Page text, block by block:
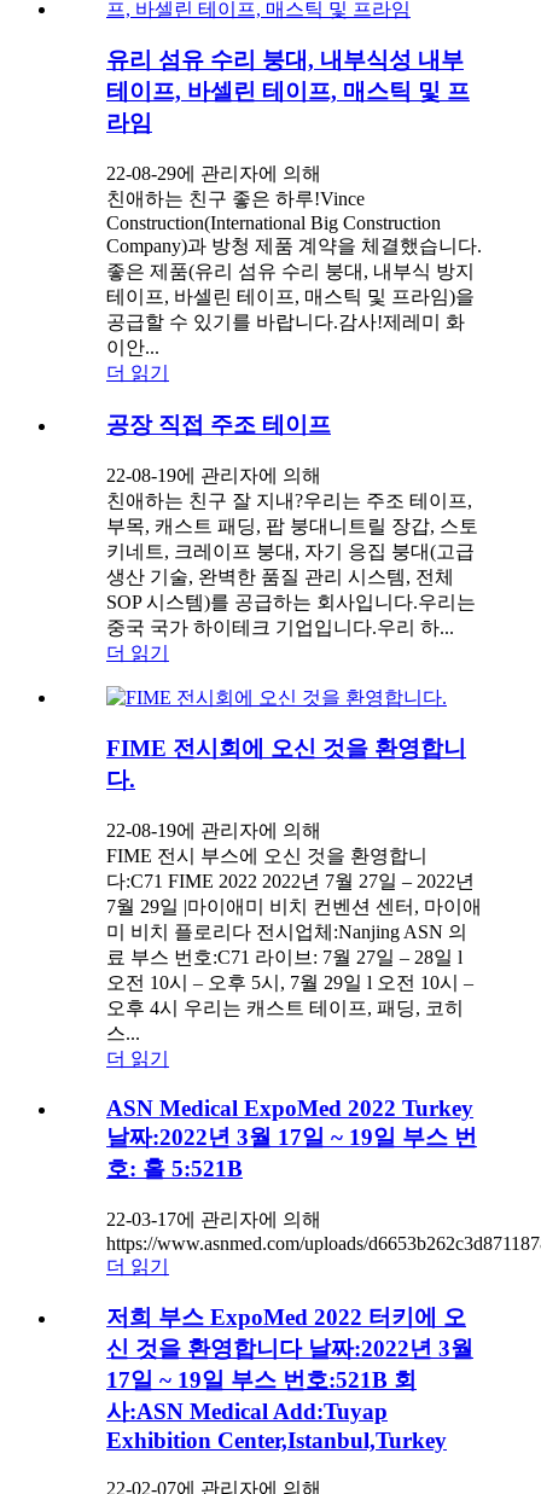
유리 섬유 수리 붕대, 내부식성 내부
테이프, 바셀린 테이프, 매스틱 및 프
라임
22-08-29에 관리자에 의해
친애하는 친구 좋은 하루!Vince
Construction(International Big Construction
Company)과 방청 제품 계약을 체결했습니다.
좋은 제품(유리 섬유 수리 붕대, 내부식 방지
테이프, 바셀린 테이프, 매스틱 및 프라임)을
공급할 수 있기를 바랍니다.감사!제레미 화
이안...
더 읽기
공장 직접 주조 테이프
22-08-19에 관리자에 의해
친애하는 친구 잘 지내?우리는 주조 테이프,
부목, 캐스트 패딩, 팝 붕대니트릴 장갑, 스토
키네트, 크레이프 붕대, 자기 응집 붕대(고급
생산 기술, 완벽한 품질 관리 시스템, 전체
SOP 시스템)를 공급하는 회사입니다.우리는
중국 국가 하이테크 기업입니다.우리 하...
더 읽기
FIME 전시회에 오신 것을 환영합니
다.
22-08-19에 관리자에 의해
FIME 전시 부스에 오신 것을 환영합니
다:C71 FIME 2022 2022년 7월 27일 – 2022년
7월 29일 |마이애미 비치 컨벤션 센터, 마이애
미 비치 플로리다 전시업체:Nanjing ASN 의
료 부스 번호:C71 라이브: 7월 27일 – 28일 l
오전 10시 – 오후 5시, 7월 29일 l 오전 10시 –
오후 4시 우리는 캐스트 테이프, 패딩, 코히
스...
더 읽기
ASN Medical ExpoMed 2022 Turkey
날짜:2022년 3월 17일 ~ 19일 부스 번
호: 홀 5:521B
22-03-17에 관리자에 의해
https://www.asnmed.com/uploads/
더 읽기
저희 부스 ExpoMed 2022 터키에 오
신 것을 환영합니다 날짜:2022년 3월
17일 ~ 19일 부스 번호:521B 회
사:ASN Medical Add:Tuyap
Exhibition Center,Istanbul,Turkey
22-02-07에 관리자에 의해